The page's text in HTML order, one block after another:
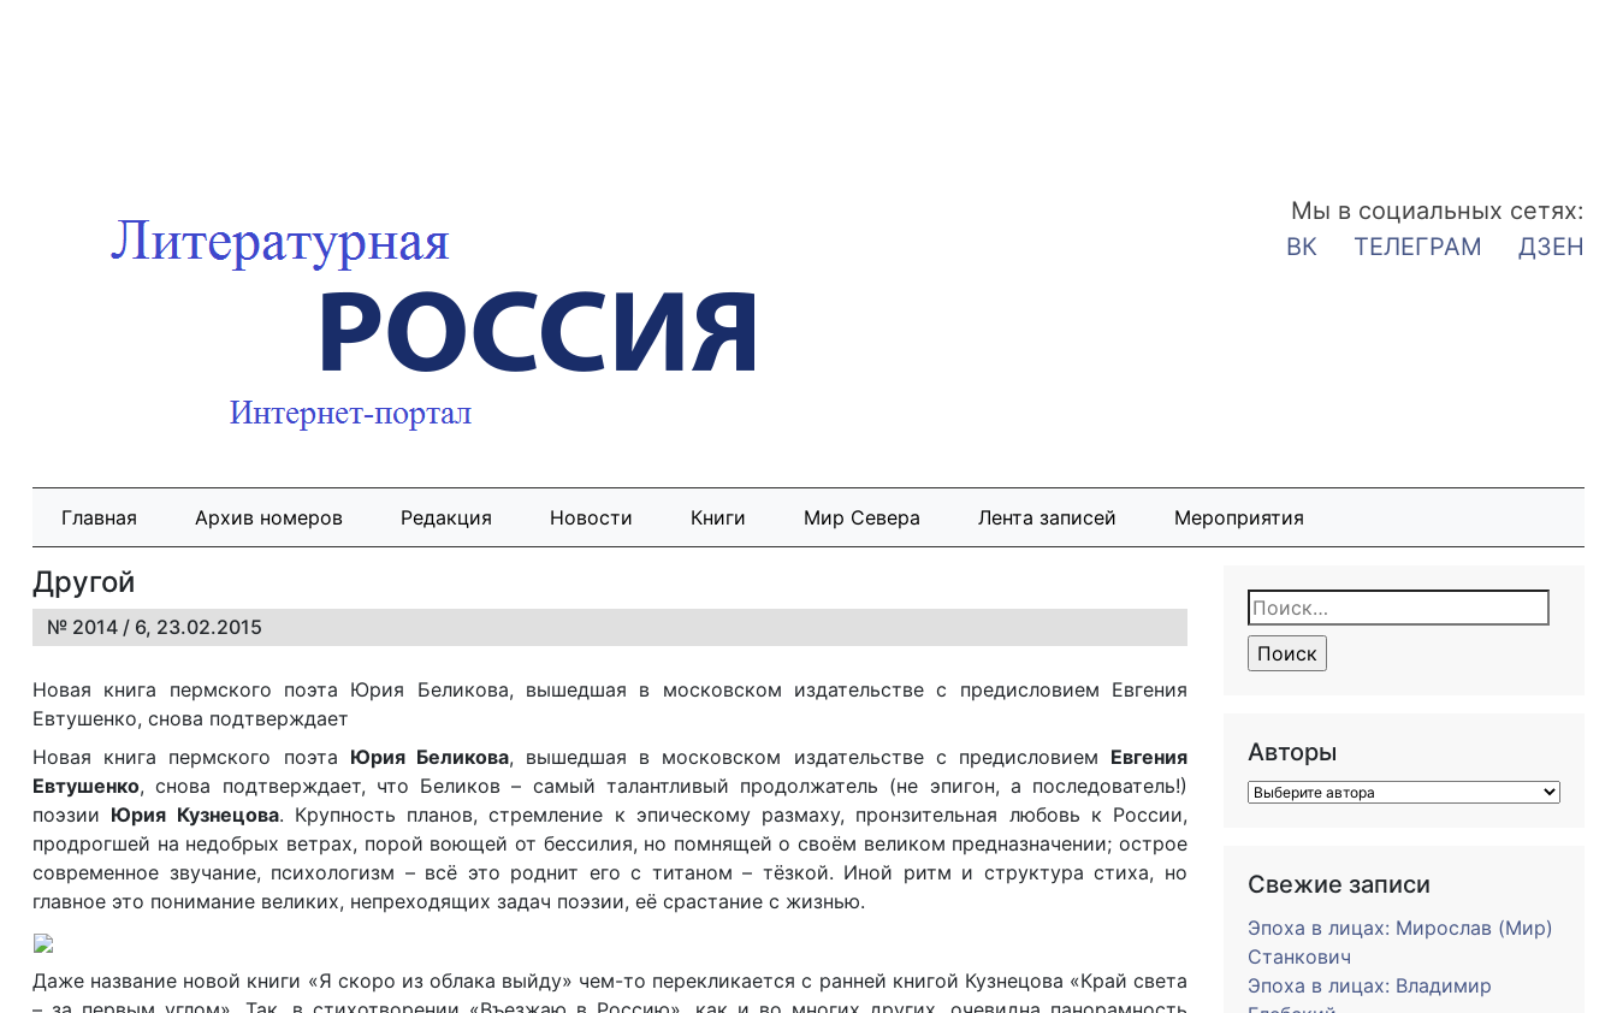
Мы в социальных сетях:
ВК
ТЕЛЕГРАМ ДЗЕН
Главная Архив номеров Редакция Новости Книги Мир Севера Лента записей Мероприятия
Другой
№ 2014 / 6, 23.02.2015
Новая книга пермского поэта Юрия Беликова, вышедшая в московском издательстве с предисловием Евгения
Евтушенко, снова подтверждает
Новая книга пермского поэта Юрия Беликова, вышедшая в московском издательстве с предисловием Евгения
Евтушенко, снова подтверждает, что Беликов – самый талантливый продолжатель (не эпигон, а последователь!)
поэзии Юрия Кузнецова. Крупность планов, стремление к эпическому размаху, пронзительная любовь к России,
продрогшей на недобрых ветрах, порой воющей от бессилия, но помнящей о своём великом предназначении; острое
современное звучание, психологизм – всё это роднит его с титаном – тёзкой. Иной ритм и структура стиха, но
главное это понимание великих, непреходящих задач поэзии, её срастание с жизнью.
Даже название новой книги «Я скоро из облака выйду» чем-то перекликается с ранней книгой Кузнецова «Край света
Найти:
Авторы
Свежие записи
Эпоха в лицах: Мирослав (Мир)
Станкович
Эпоха в лицах: Владимир